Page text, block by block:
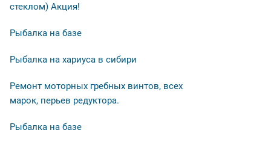
стеклом) Акция!
Рыбалка на базе
Рыбалка на хариуса в сибири
Ремонт моторных гребных винтов, всех
марок, перьев редуктора.
Рыбалка на базе